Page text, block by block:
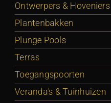
Ontwerpers & Hoveniers
Plantenbakken
Plunge Pools
Terras
Toegangspoorten
Veranda's & Tuinhuizen